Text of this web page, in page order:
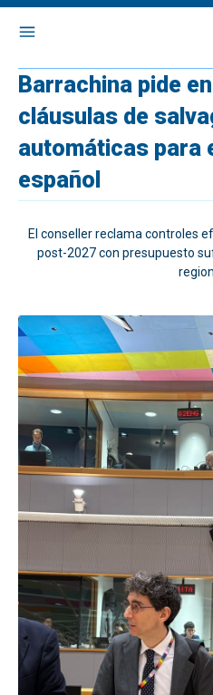
Barrachina pide
cláusulas de
automáticas para
español
El conseller reclama controles
post-2027 con presupuesto